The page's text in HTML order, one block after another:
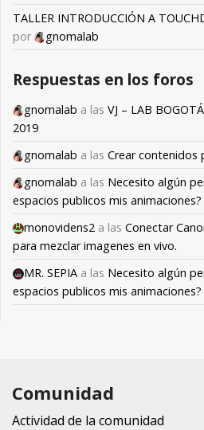
TALLER INTRODUCCIÓN A
por
gnomalab
Respuestas en los foros
gnomalab a las VJ – LAB
2019
gnomalab a las Crear contenidos
gnomalab a las Necesito algún
espacios publicos mis animaciones?
monovidens2 a las Conectar
para mezclar imagenes en vivo.
MR. SEPIA a las Necesito algún
espacios publicos mis animaciones?
Comunidad
Actividad de la comunidad